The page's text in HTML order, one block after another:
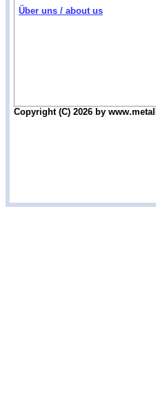
Über uns / about us
Copyright (C) 2026 by